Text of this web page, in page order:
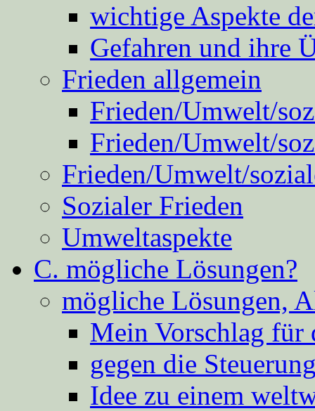
wichtige Aspekte
Gefahren und ihre
Frieden allgemein
Frieden/Umwelt/
Frieden/Umwelt/
Frieden/Umwelt/
Sozialer Frieden
Umweltaspekte
C. mögliche Lösungen?
mögliche Lösungen,
Mein Vorschlag für
gegen die
Idee zu einem